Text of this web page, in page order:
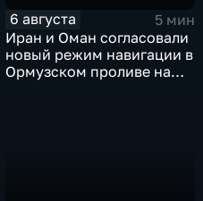
6 августа
5 мин
Иран и Оман согласовали
новый режим навигации в
Ормузском проливе на